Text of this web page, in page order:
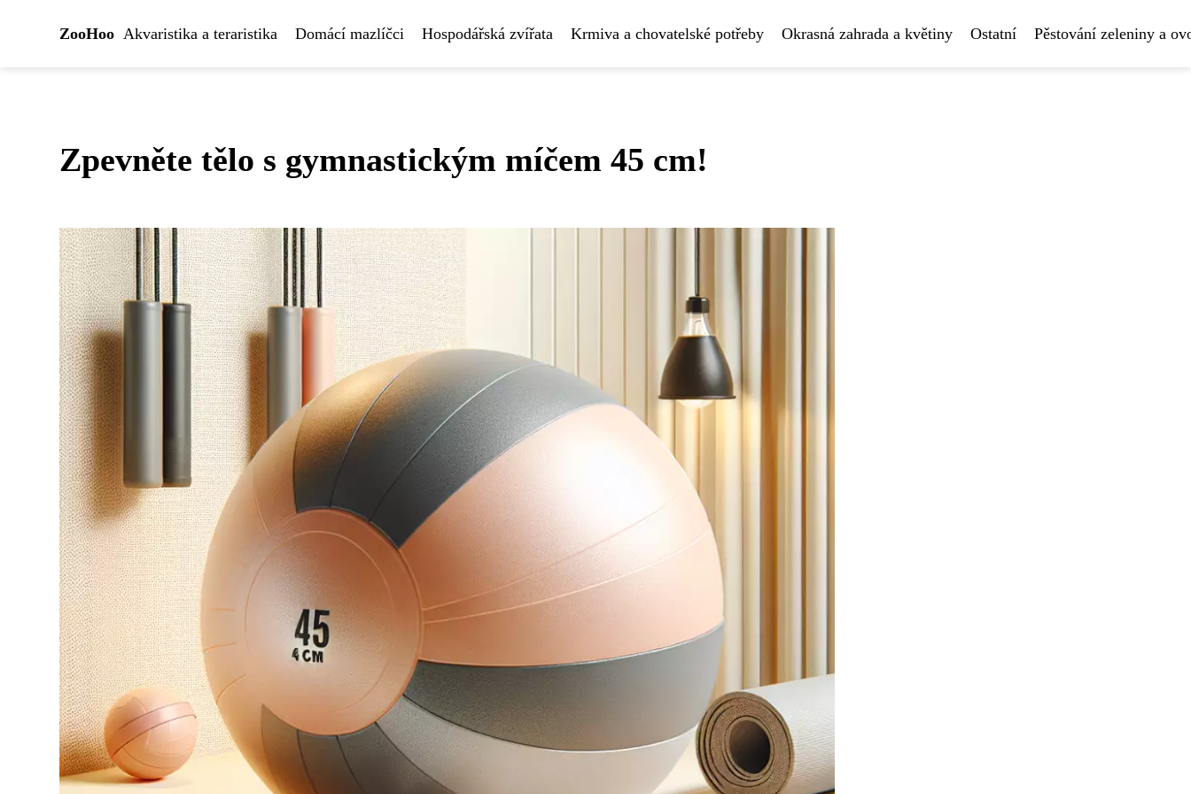
ZooHoo Akvaristika a teraristika Domácí mazlíčci Hospodářská zvířata Krmiva a chovatelské potřeby Okrasná zahrada a květiny Ostatní Pěstování zeleniny a
Zpevněte tělo s gymnastickým míčem 45 cm!